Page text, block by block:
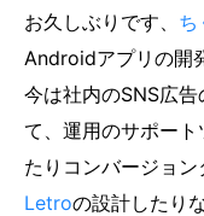
お久しぶりです、 ち
Androidアプリの開
今は社内のSNS広
て、運用のサポー
たりコンバージョ
Letroの設計したり